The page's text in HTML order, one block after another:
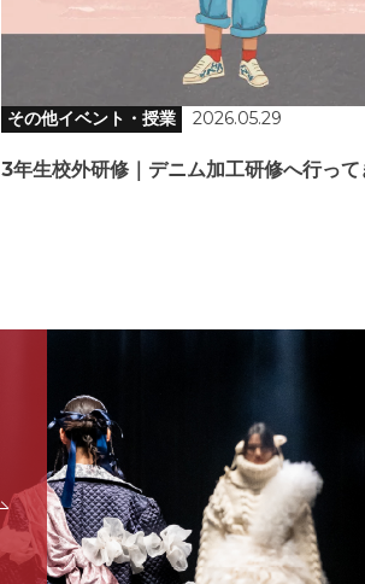
その他イベント・授業 2026.05.29
3年生校外研修｜デニム加工研修へ行って